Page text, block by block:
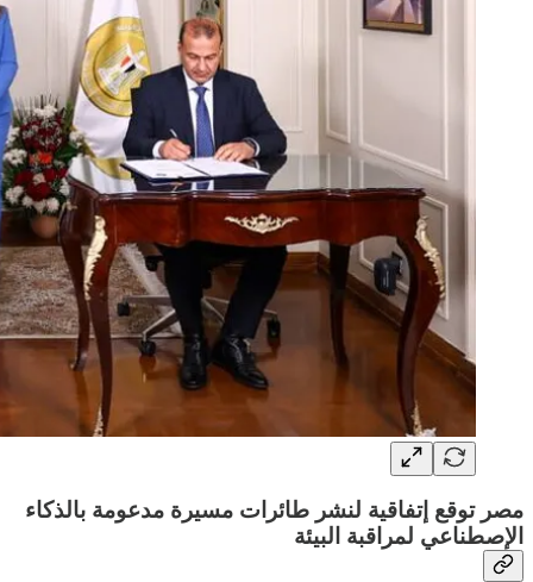
مصر توقع إتفاقية لنشر طائرات مسيرة مدعومة بالذكاء
الإصطناعي لمراقبة البيئة